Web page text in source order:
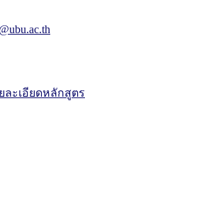
ละเอียดหลักสูตร